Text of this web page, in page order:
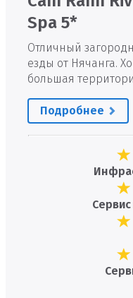
Spa 5*
Отличный
езды от Нячанга.
большая
Подробнее